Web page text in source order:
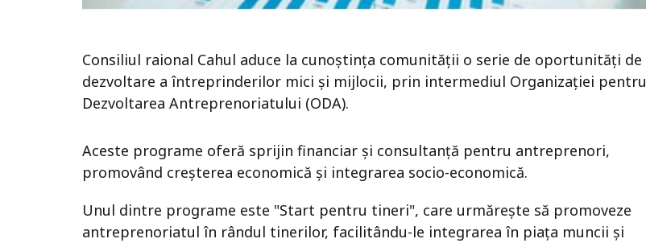
Consiliul raional Cahul aduce la cunoștința comunității o serie de oportunități de
dezvoltare a întreprinderilor mici și mijlocii, prin intermediul Organizației pentru
Dezvoltarea Antreprenoriatului (ODA).
Aceste programe oferă sprijin financiar și consultanță pentru antreprenori,
promovând creșterea economică și integrarea socio-economică.
Unul dintre programe este "Start pentru tineri", care urmărește să promoveze
antreprenoriatul în rândul tinerilor, facilitându-le integrarea în piața muncii și